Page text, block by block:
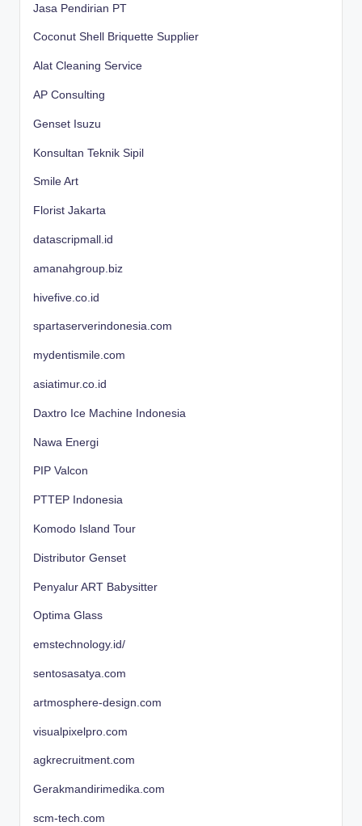
Jasa Pendirian PT
Coconut Shell Briquette Supplier
Alat Cleaning Service
AP Consulting
Genset Isuzu
Konsultan Teknik Sipil
Smile Art
Florist Jakarta
datascripmall.id
amanahgroup.biz
hivefive.co.id
spartaserverindonesia.com
mydentismile.com
asiatimur.co.id
Daxtro Ice Machine Indonesia
Nawa Energi
PIP Valcon
PTTEP Indonesia
Komodo Island Tour
Distributor Genset
Penyalur ART Babysitter
Optima Glass
emstechnology.id/
sentosasatya.com
artmosphere-design.com
visualpixelpro.com
agkrecruitment.com
Gerakmandirimedika.com
scm-tech.com